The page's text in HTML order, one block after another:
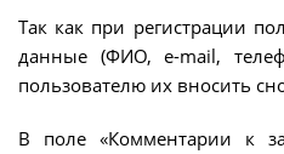
Так как при регистрации
данные (ФИО, e-mail,
пользователю их вносить
В поле «Комментарии к